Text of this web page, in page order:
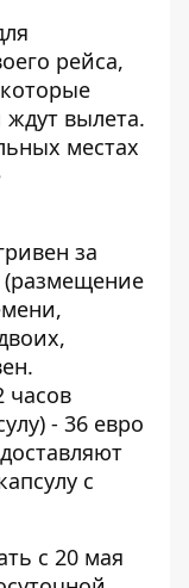
рейса,
вылета.
местах
за
(размещение
часов
- 36 евро
с
с 20 мая